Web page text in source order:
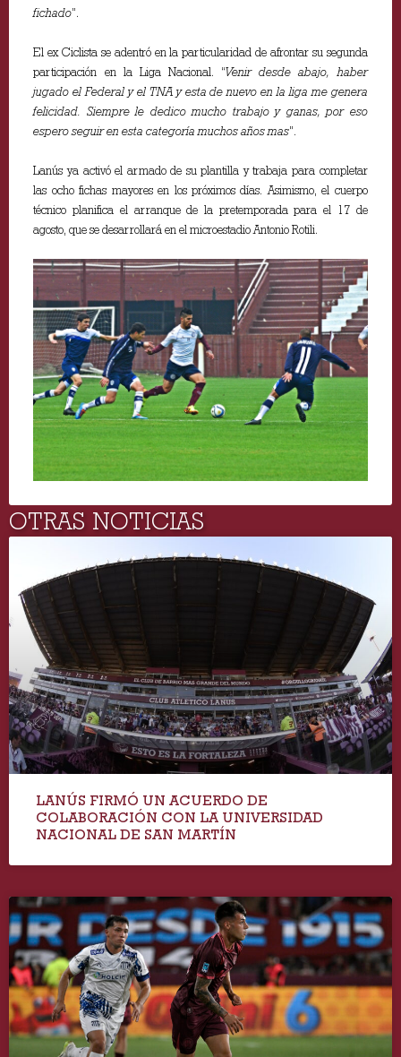
fichado”.
El ex Ciclista se adentró en la particularidad de afrontar su segunda
participación en la Liga Nacional. “Venir desde abajo, haber
jugado el Federal y el TNA y esta de nuevo en la liga me genera
felicidad. Siempre le dedico mucho trabajo y ganas, por eso
espero seguir en esta categoría muchos años mas”.
Lanús ya activó el armado de su plantilla y trabaja para completar
las ocho fichas mayores en los próximos días. Asimismo, el cuerpo
técnico planifica el arranque de la pretemporada para el 17 de
agosto, que se desarrollará en el microestadio Antonio Rotili.
OTRAS NOTICIAS
LANÚS FIRMÓ UN ACUERDO DE
COLABORACIÓN CON LA UNIVERSIDAD
NACIONAL DE SAN MARTÍN